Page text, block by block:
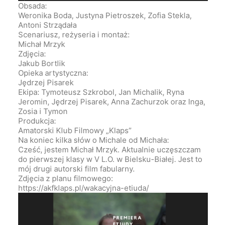
Obsada:
Weronika Boda, Justyna Pietroszek, Zofia Stekla,
Antoni Strządała
Scenariusz, reżyseria i montaż:
Michał Mrzyk
Zdjęcia:
Jakub Bortlik
Opieka artystyczna:
Jędrzej Pisarek
Ekipa: Tymoteusz Szkrobol, Jan Michalik, Ryna
Jeromin, Jędrzej Pisarek, Anna Zachurzok oraz Inga,
Zosia i Tymon
Produkcja:
Amatorski Klub Filmowy „Klaps”
Na koniec kilka słów o Michale od Michała:
Cześć, jestem Michał Mrzyk. Aktualnie uczęszczam
do pierwszej klasy w V L.O. w Bielsku-Białej. Jest to
mój drugi autorski film fabularny.
Zdjęcia z planu filmowego:
https://akfklaps.pl/wakacyjna-etiuda/